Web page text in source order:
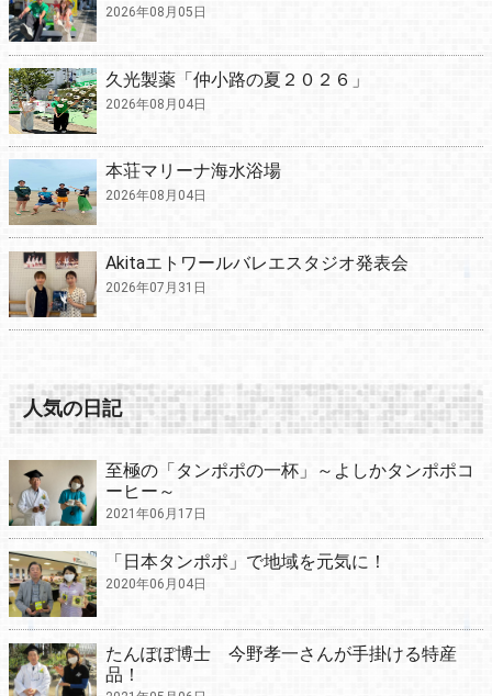
2026年08月05日
久光製薬「仲小路の夏２０２６」
2026年08月04日
本荘マリーナ海水浴場
2026年08月04日
Akitaエトワールバレエスタジオ発表会
2026年07月31日
人気の日記
至極の「タンポポの一杯」～よしかタンポポコ
ーヒー～
2021年06月17日
「日本タンポポ」で地域を元気に！
2020年06月04日
たんぽぽ博士 今野孝一さんが手掛ける特産
品！